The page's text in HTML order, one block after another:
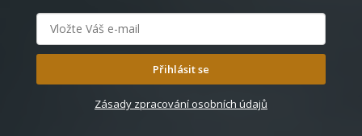
Přihlásit se
Zásady zpracování osobních údajů